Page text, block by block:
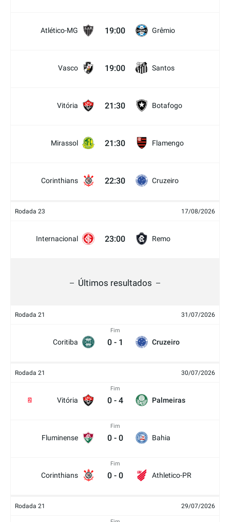
Atlético-MG 19:00 Grêmio
Vasco 19:00 Santos
Vitória 21:30 Botafogo
Mirassol 21:30 Flamengo
Corinthians 22:30 Cruzeiro
Rodada 23 17/08/2026
Internacional 23:00 Remo
Últimos resultados
Rodada 21 31/07/2026
Coritiba
Fim
0 - 1 Cruzeiro
Rodada 21 30/07/2026
Vitória
2
Fim
0 - 4 Palmeiras
Fluminense
Fim
0 - 0 Bahia
Corinthians
Fim
0 - 0 Athletico-PR
Rodada 21 29/07/2026